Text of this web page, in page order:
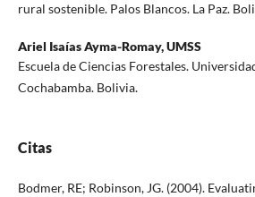
rural sostenible. Palos Blancos. La Paz.
Ariel Isaías Ayma-Romay,UMSS
Escuela de Ciencias Forestales.
Cochabamba. Bolivia.
Citas
Bodmer, RE; Robinson, JG. (2004).